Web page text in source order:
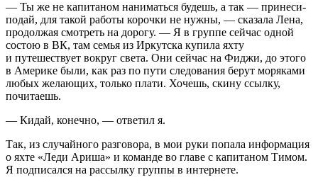
— Ты же не капитаном наниматься будешь, а так — принеси-
подай, для такой работы корочки не нужны, — сказала Лена,
продолжая смотреть на дорогу. — Я в группе сейчас одной
состою в ВК, там семья из Иркутска купила яхту
и путешествует вокруг света. Они сейчас на Фиджи, до этого
в Америке были, как раз по пути следования берут моряками
любых желающих, только плати. Хочешь, скину ссылку,
почитаешь.
— Кидай, конечно, — ответил я.
Так, из случайного разговора, в мои руки попала информация
о яхте «Леди Ариша» и команде во главе с капитаном Тимом.
Я подписался на рассылку группы в интернете.